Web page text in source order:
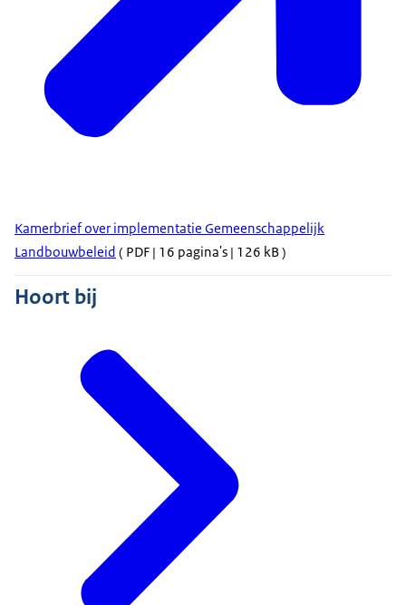
Kamerbrief over implementatie Gemeenschappelijk
Landbouwbeleid ( PDF | 16 pagina's | 126 kB )
Hoort bij